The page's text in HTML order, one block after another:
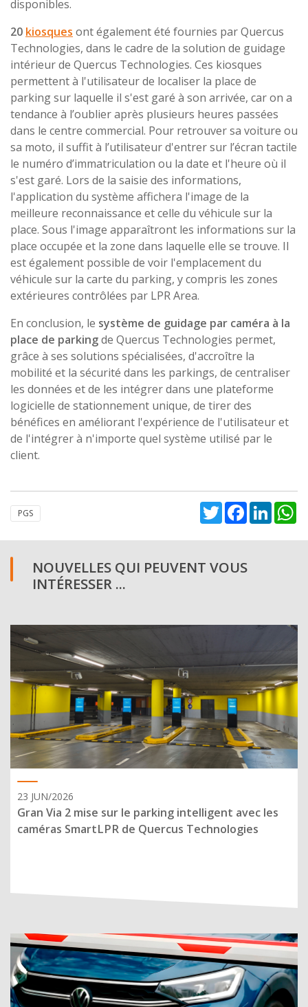
disponibles.
20 kiosques ont également été fournies par Quercus
Technologies, dans le cadre de la solution de guidage
intérieur de Quercus Technologies. Ces kiosques
permettent à l'utilisateur de localiser la place de
parking sur laquelle il s'est garé à son arrivée, car on a
tendance à l’oublier après plusieurs heures passées
dans le centre commercial. Pour retrouver sa voiture ou
sa moto, il suffit à l’utilisateur d'entrer sur l’écran tactile
le numéro d’immatriculation ou la date et l'heure où il
s'est garé. Lors de la saisie des informations,
l'application du système affichera l'image de la
meilleure reconnaissance et celle du véhicule sur la
place. Sous l'image apparaîtront les informations sur la
place occupée et la zone dans laquelle elle se trouve. Il
est également possible de voir l'emplacement du
véhicule sur la carte du parking, y compris les zones
extérieures contrôlées par LPR Area.
En conclusion, le système de guidage par caméra à la
place de parkingde Quercus Technologies permet,
grâce à ses solutions spécialisées, d'accroître la
mobilité et la sécurité dans les parkings, de centraliser
les données et de les intégrer dans une plateforme
logicielle de stationnement unique, de tirer des
bénéfices en améliorant l'expérience de l'utilisateur et
de l'intégrer à n'importe quel système utilisé par le
client.
PGS TwitterFacebook
NOUVELLES QUI PEUVENT VOUS
INTÉRESSER ...
23 JUN/2026
Gran Via 2 mise sur le parking intelligent avec les
caméras SmartLPR de Quercus Technologies